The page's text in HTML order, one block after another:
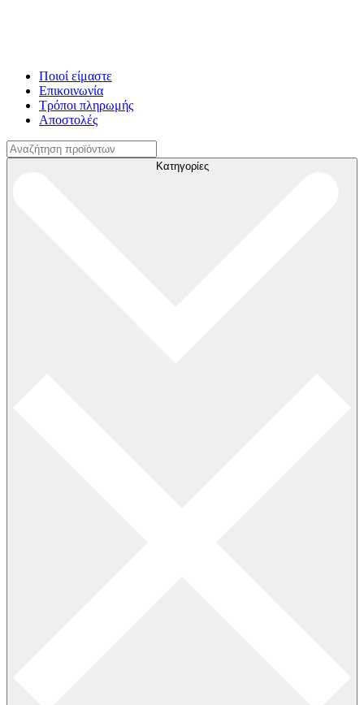
Ποιοί είμαστε
Επικοινωνία
Τρόποι πληρωμής
Αποστολές
Αναζήτηση
για:
Κατηγορίες